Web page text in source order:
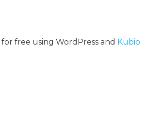
free using WordPress and Kubio